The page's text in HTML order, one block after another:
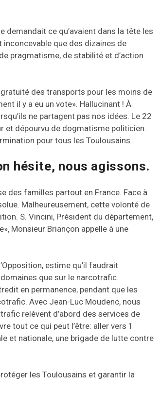
demandait ce qu’avaient dans la tête les
que des dizaines de
pragmatisme, de stabilité et d’action
des transports pour les moins de
il y a eu un vote». Hallucinant ! À
ne partagent pas nos idées. Le 22
et dépourvu de dogmatisme politicien.
pour tous les Toulousains.
hésite, nous agissons.
des familles partout en France. Face à
Malheureusement, cette volonté de
S. Vincini, Président du département,
Monsieur Briançon appelle à une
estime qu’il faudrait
que sur le narcotrafic.
en permanence, pendant que les
Avec Jean-Luc Moudenc, nous
relèvent d’abord des services de
tout ce qui peut l’être: aller vers 1
et nationale, une brigade de lutte contre
les Toulousains et garantir la